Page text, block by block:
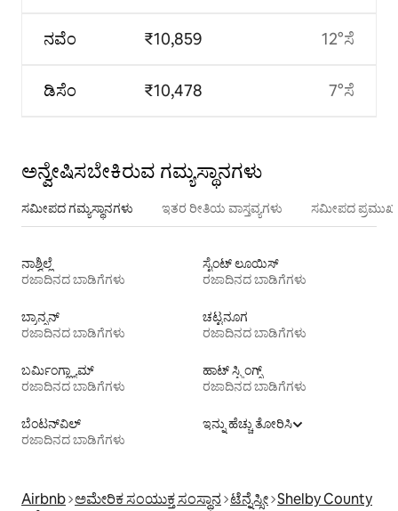
ನವೆಂ
ಡಿಸೆಂ
₹10,859
₹10,478
12°ಸೆ
7°ಸೆ
ಅನ್ವೇಷಿಸಬೇಕಿರುವ ಗಮ್ಯಸ್ಥಾನಗಳು
ಸಮೀಪದ ಗಮ್ಯಸ್ಥಾನಗಳು ಇತರ ರೀತಿಯ ವಾಸ್ತವ್ಯಗಳು ಸಮೀಪದ ಪ್ರಮುಖ
ನಾಶ್ವಿಲ್ಲೆ
ರಜಾದಿನದ ಬಾಡಿಗೆಗಳು
ಸೈಂಟ್ ಲೂಯಿಸ್
ರಜಾದಿನದ ಬಾಡಿಗೆಗಳು
ಬ್ರಾನ್ಸನ್
ರಜಾದಿನದ ಬಾಡಿಗೆಗಳು
ಚಟ್ಟನೂಗ
ರಜಾದಿನದ ಬಾಡಿಗೆಗಳು
ಬರ್ಮಿಂಗ್ಹ್ಯಾಮ್
ರಜಾದಿನದ ಬಾಡಿಗೆಗಳು
ಹಾಟ್ ಸ್ಪ್ರಿಂಗ್ಸ್
ರಜಾದಿನದ ಬಾಡಿಗೆಗಳು
ಬೆಂಟನ್‌ವಿಲ್
ರಜಾದಿನದ ಬಾಡಿಗೆಗಳು
ಇನ್ನು ಹೆಚ್ಚು ತೋರಿಸಿ
Airbnb ಅಮೇರಿಕ ಸಂಯುಕ್ತ ಸಂಸ್ಥಾನ ಟೆನ್ನೆಸ್ಸೀ Shelby County